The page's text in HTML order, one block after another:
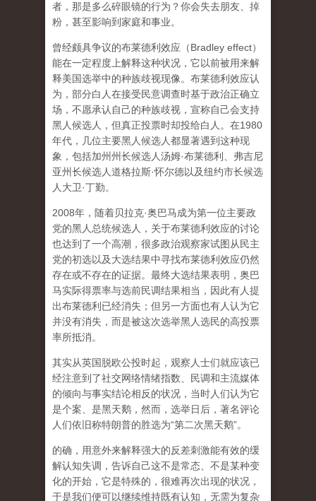
者，那是多么碎眼镜的行为？你会失去朋友、掉
粉，甚至影响到家庭和事业。
曾经颇具争议的布莱德利效应（Bradley effect）
能在一定程度上解释这种状况，它以前被用来解
释美国选举中的种族歧视现像。布莱德利效应认
为，部分白人在接受民意调查时基于政治正确立
场，不愿承认自己的种族歧视，宣称自己会支持
黑人候选人，但真正投票时却投给白人。在1980
年代，几位主要黑人候选人都显著遇到这种现
象，包括加州州长候选人汤姆·布莱德利、弗吉尼
亚州长候选人道格拉斯·怀尔德以及纽约市长候选
人大卫·丁勤。
2008年，随着贝拉克·奥巴马成为第一位主要政
党的黑人总统候选人，关于布莱德利效应的讨论
也达到了一个高潮，很多政治观察家试图从民主
党的初选以及大选结果中寻找布莱德利效应仍然
存在或不存在的证据。最终大选结果表明，奥巴
马实际得票率与选前民调结果相当，因此有人提
出布莱德利已经消失；但另一方面也有人认为它
并没有消失，而是被这次选举黑人选民的高投票
率所抵消。
其实从英国脱欧公投时起，观察人士们就应该已
经注意到了社交网络情绪指数、民调和主流媒体
的倾向与事实结论相反的状况，当时人们认为它
是个案、是黑天鹅，然而，选举日后，著名评论
人们依旧称特朗普的胜选为“第二次黑天鹅”。
的确，用意外来解释强大的反差刺激能有效的缓
解认知失调，告诉自己这不是常态、不是某种变
化的开始，它是特殊的，很难再次出现的状况，
于是我们便可以继续维持既有认知，无需为复杂